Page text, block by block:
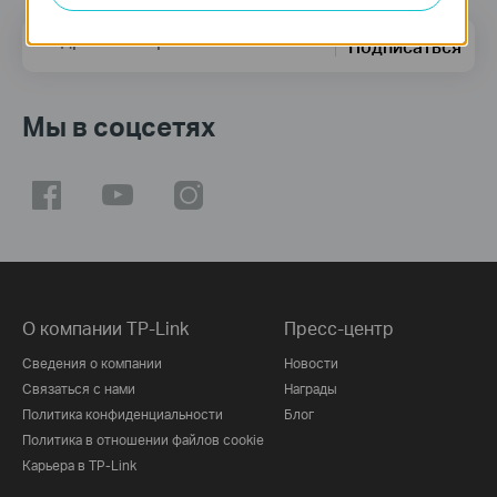
Адрес электронной почты Подписаться
Мы в соцсетях
О компании TP-Link
Сведения о компании
Связаться с нами
Политика конфиденциальности
Политика в отношении файлов cookie
Карьера в TP-Link
Пресс-центр
Новости
Награды
Блог